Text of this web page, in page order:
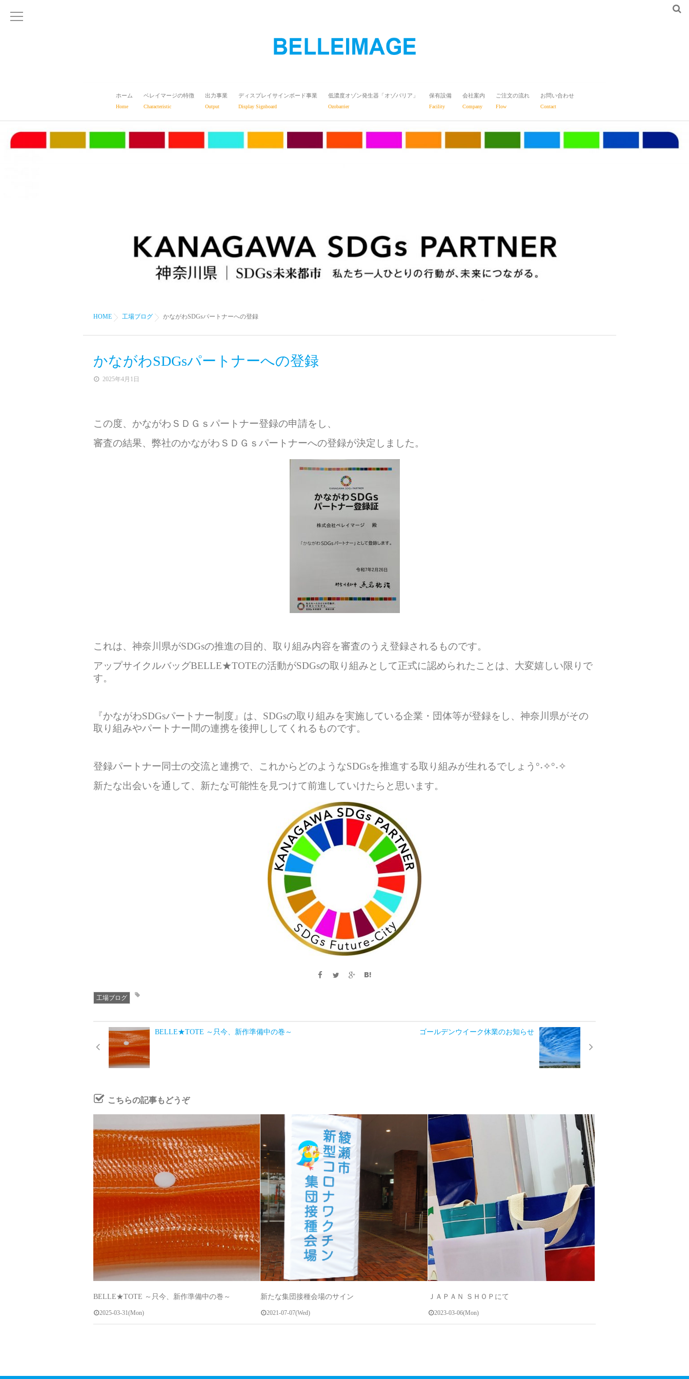
ホーム
Home
ベレイマージの特徴
Characteristic
出力事業
Output
ディスプレイサインボード事業
Display Signboard
低濃度オゾン発生器「オゾバリア」
Ozobarrier
保有設備
Facility
会社案内
Company
ご注文の流れ
Flow
お問い合わせ
Contact
HOME 工場ブログ かながわSDGsパートナーへの登録
かながわSDGsパートナーへの登録
2025年4月1日
この度、かながわＳＤＧｓパートナー登録の申請をし、
審査の結果、弊社のかながわＳＤＧｓパートナーへの登録が決定しました。
これは、神奈川県がSDGsの推進の目的、取り組み内容を審査のうえ登録されるものです。
アップサイクルバッグBELLE★TOTEの活動がSDGsの取り組みとして正式に認められたことは、大変嬉しい限りで
す。
『かながわSDGsパートナー制度』は、SDGsの取り組みを実施している企業・団体等が登録をし、神奈川県がその
取り組みやパートナー間の連携を後押ししてくれるものです。
登録パートナー同士の交流と連携で、これからどのようなSDGsを推進する取り組みが生れるでしょう°˖✧°˖✧
新たな出会いを通して、 新たな可能性を見つけて前進していけたらと思います。
工場ブログ
BELLE★TOTE ～只今、新作準備中の巻～ ゴールデンウイーク休業のお知らせ
こちらの記事もどうぞ
BELLE★TOTE ～只今、新作準備中の巻～
2025-03-31(Mon)
新たな集団接種会場のサイン
2021-07-07(Wed)
ＪＡＰＡＮ ＳＨＯＰにて
2023-03-06(Mon)